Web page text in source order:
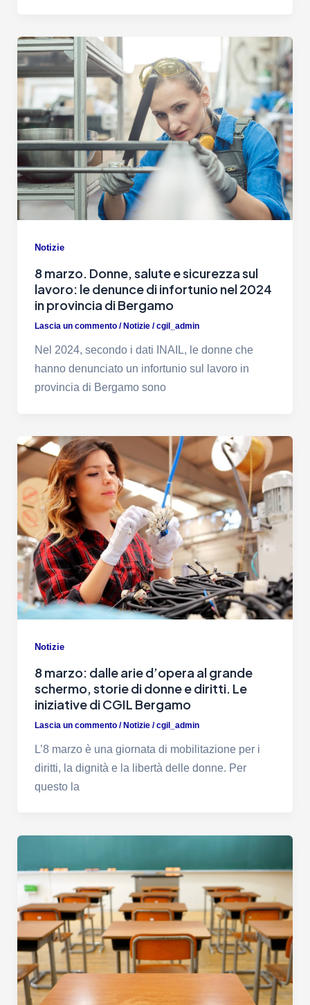
Notizie
8 marzo. Donne, salute e sicurezza sul
lavoro: le denunce di infortunio nel 2024
in provincia di Bergamo
Lascia un commento / Notizie/cgil_admin
Nel 2024, secondo i dati INAIL, le donne che
hanno denunciato un infortunio sul lavoro in
provincia di Bergamo sono
Notizie
8 marzo: dalle arie d’opera al grande
schermo, storie di donne e diritti. Le
iniziative di CGIL Bergamo
Lascia un commento / Notizie/cgil_admin
L’8 marzo è una giornata di mobilitazione per i
diritti, la dignità e la libertà delle donne. Per
questo la